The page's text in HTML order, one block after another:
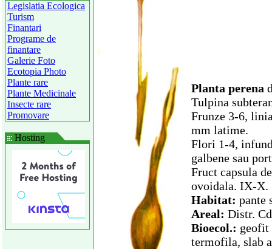
Legislatia Ecologica
Turism
Finantari
Programe de
finantare
Galerie Foto
Ecotopia Photo
Plante rare
Plante Medicinale
Insecte rare
Promovare
Hosting
Planta perena
Tulpina
Frunze 3-6,
mm latime.
Flori 1-4,
galbene sau
Fruct capsula
ovoidala. IX-X.
Habitat: pante
Areal: Distr.
Bioecol.: geofit
termofila, slab